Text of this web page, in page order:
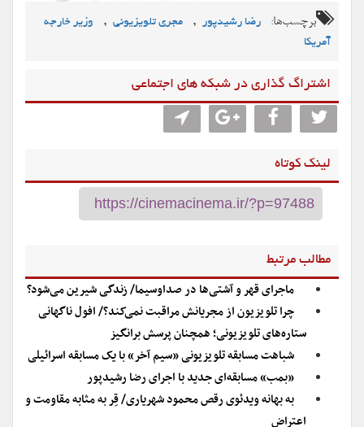
برچسب‌ها: رضا رشیدپور , مجری تلویزیونی ,
وزیر خارجه
آمریکا
اشتراگ گذاری در شبکه های اجتماعی
لینک کوتاه
مطالب مرتبط
ماجرای قهر و آشتی‌ها در صداوسیما/ زندگی شیرین می‌شود؟
چرا تلویزیون از مجریانش مراقبت نمی‌کند؟/ افول ناگهانی
ستاره‌های تلویزیونی؛ همچنان پرسش برانگیز
شباهت مسابقه تلویزیونی «سیم آخر» با یک مسابقه اسرائیلی
«بمب» مسابقه‌ای جدید با اجرای رضا رشیدپور
به بهانه ویدئوی رقص محمود شهریاری/ قِر به مثابه مقاومت و
اعتراض